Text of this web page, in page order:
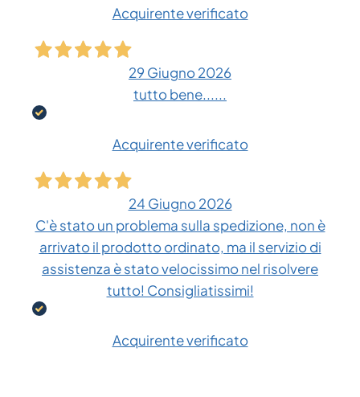
Acquirente verificato
29 Giugno 2026
tutto bene......
Acquirente verificato
24 Giugno 2026
C'è stato un problema sulla spedizione, non è
arrivato il prodotto ordinato, ma il servizio di
assistenza è stato velocissimo nel risolvere
tutto! Consigliatissimi!
Acquirente verificato